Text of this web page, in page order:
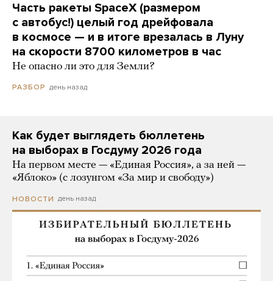
Часть ракеты SpaceX (размером
с автобус!) целый год дрейфовала
в космосе — и в итоге врезалась в Луну
на скорости 8700 километров в час
Не опасно ли это для Земли?
РАЗБОР день назад
Как будет выглядеть бюллетень
на выборах в Госдуму 2026 года
На первом месте — «Единая Россия», а за ней —
«Яблоко» (с лозунгом «За мир и свободу»)
НОВОСТИ день назад